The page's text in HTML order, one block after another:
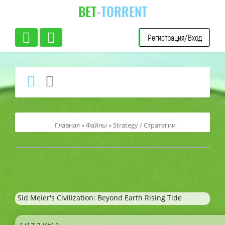
BET-TORRENT
Регистрация/Вход
Главная »Файлы »Strategy / Стратегии
Sid Meier's Civilization: Beyond Earth Rising Tide